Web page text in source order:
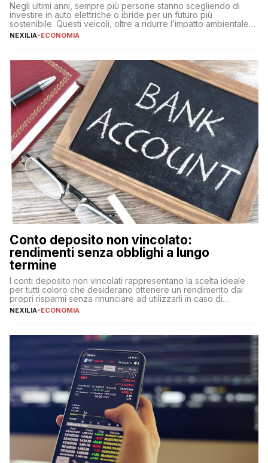
Negli ultimi anni, sempre più persone stanno scegliendo di
investire in auto elettriche o ibride per un futuro più
sostenibile. Questi veicoli, oltre a ridurre l’impatto ambientale,
offrono vantaggi economici a lungo termine, come minori costi
fare se non […]
NEXILIA-ECONOMIA
Conto deposito non vincolato:
rendimenti senza obblighi a lungo
termine
I conti deposito non vincolati rappresentano la scelta ideale
per tutti coloro che desiderano ottenere un rendimento dai
propri risparmi senza rinunciare ad utilizzarli in caso di
necessità. A differenza delle forme vincolate tradizionali,
flessibilità e rendimento. Come funzionano […]
NEXILIA-ECONOMIA